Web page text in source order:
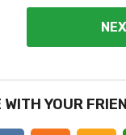
YOUR